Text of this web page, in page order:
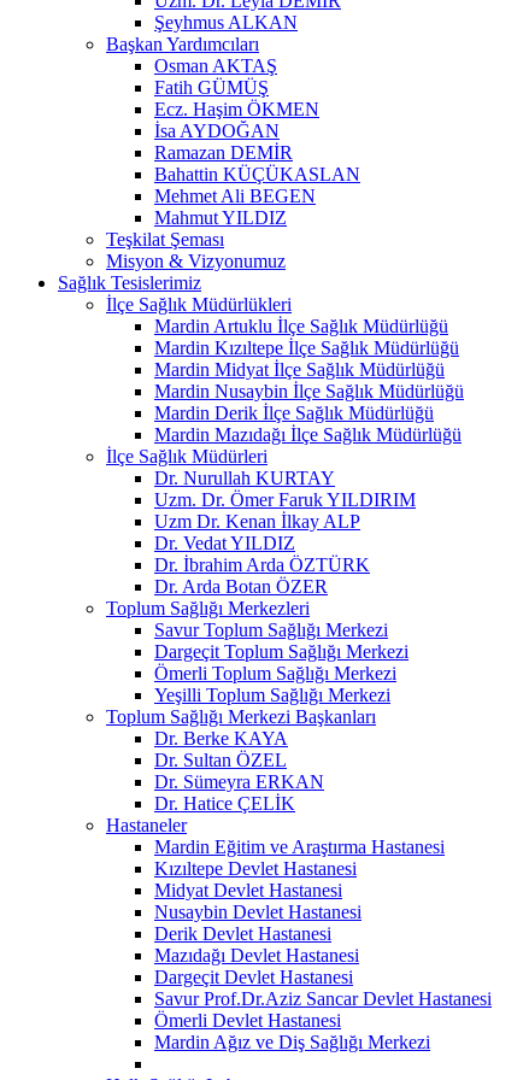
Şeyhmus ALKAN
Başkan Yardımcıları
Osman AKTAŞ
Fatih GÜMÜŞ
Ecz. Haşim ÖKMEN
İsa AYDOĞAN
Ramazan DEMİR
Bahattin KÜÇÜKASLAN
Mehmet Ali BEGEN
Mahmut YILDIZ
Teşkilat Şeması
Misyon & Vizyonumuz
Sağlık Tesislerimiz
İlçe Sağlık Müdürlükleri
Mardin Artuklu İlçe Sağlık Müdürlüğü
Mardin Kızıltepe İlçe Sağlık Müdürlüğü
Mardin Midyat İlçe Sağlık Müdürlüğü
Mardin Nusaybin İlçe Sağlık Müdürlüğü
Mardin Derik İlçe Sağlık Müdürlüğü
Mardin Mazıdağı İlçe Sağlık Müdürlüğü
İlçe Sağlık Müdürleri
Dr. Nurullah KURTAY
Uzm. Dr. Ömer Faruk YILDIRIM
Uzm Dr. Kenan İlkay ALP
Dr. Vedat YILDIZ
Dr. İbrahim Arda ÖZTÜRK
Dr. Arda Botan ÖZER
Toplum Sağlığı Merkezleri
Savur Toplum Sağlığı Merkezi
Dargeçit Toplum Sağlığı Merkezi
Ömerli Toplum Sağlığı Merkezi
Yeşilli Toplum Sağlığı Merkezi
Toplum Sağlığı Merkezi Başkanları
Dr. Berke KAYA
Dr. Sultan ÖZEL
Dr. Sümeyra ERKAN
Dr. Hatice ÇELİK
Hastaneler
Mardin Eğitim ve Araştırma Hastanesi
Kızıltepe Devlet Hastanesi
Midyat Devlet Hastanesi
Nusaybin Devlet Hastanesi
Derik Devlet Hastanesi
Mazıdağı Devlet Hastanesi
Dargeçit Devlet Hastanesi
Savur Prof.Dr.Aziz Sancar Devlet Hastanesi
Ömerli Devlet Hastanesi
Mardin Ağız ve Diş Sağlığı Merkezi